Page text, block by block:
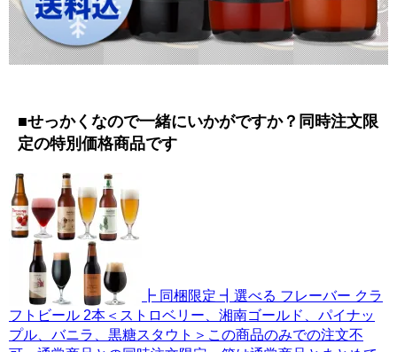
■せっかくなので一緒にいかがですか？同時注文限
定の特別価格商品です
┣ 同梱限定 ┫選べる フレーバー クラ
フトビール 2本＜ストロベリー、湘南ゴールド、パイナッ
プル、バニラ、黒糖スタウト＞この商品のみでの注文不